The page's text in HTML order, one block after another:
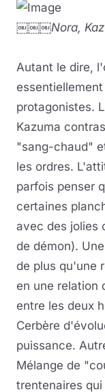
￼￼￼Nora,
Autant le dire,
protagonistes.
Kazuma
"sang-chaud"
les ordres.
parfois penser
certaines
avec des jolies
de démon).
de plus qu'une
en une relation
entre les deux
Cerbère
puissance.
Mélange de
trentenaires